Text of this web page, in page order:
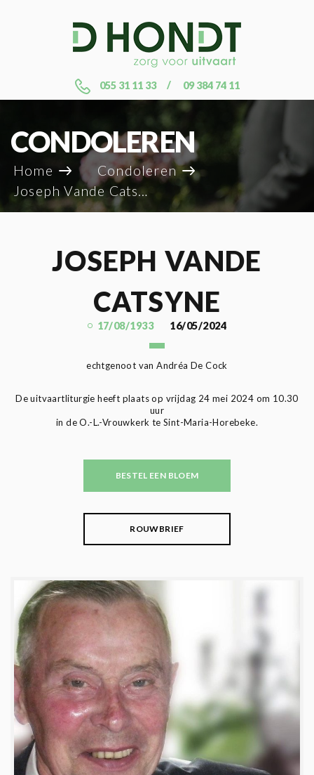
055 31 11 33 09 384 74 11
CONDOLEREN
Home
Condoleren
Joseph Vande Catsyne
JOSEPH VANDE
CATSYNE
17/08/1933 16/05/2024
echtgenoot van Andréa De Cock
De uitvaartliturgie heeft plaats op vrijdag 24 mei 2024 om 10.30
uur
in de O.-L.-Vrouwkerk te Sint-Maria-Horebeke.
BESTEL EEN BLOEM
ROUWBRIEF